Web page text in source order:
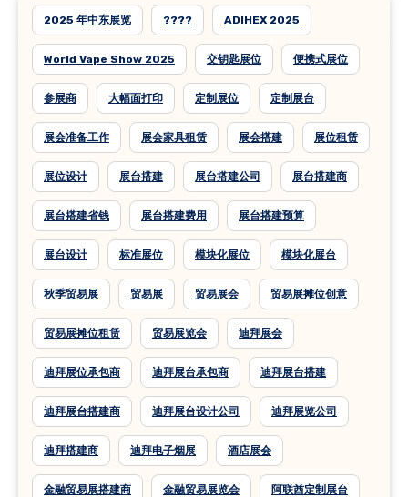
2025 年中东展览 ???? ADIHEX 2025
World Vape Show 2025 交钥匙展位 便携式展位
参展商 大幅面打印 定制展位 定制展台
展会准备工作 展会家具租赁 展会搭建 展位租赁
展位设计 展台搭建 展台搭建公司 展台搭建商
展台搭建省钱 展台搭建费用 展台搭建预算
展台设计 标准展位 模块化展位 模块化展台
秋季贸易展 贸易展 贸易展会 贸易展摊位创意
贸易展摊位租赁 贸易展览会 迪拜展会
迪拜展位承包商 迪拜展台承包商 迪拜展台搭建
迪拜展台搭建商 迪拜展台设计公司 迪拜展览公司
迪拜搭建商 迪拜电子烟展 酒店展会
金融贸易展搭建商 金融贸易展览会 阿联酋定制展台